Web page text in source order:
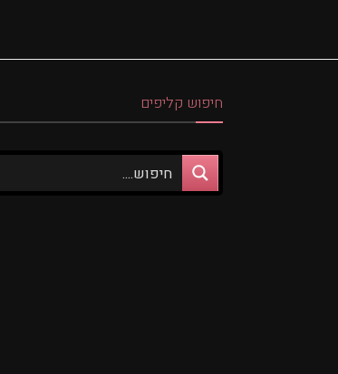
חיפוש קליפים